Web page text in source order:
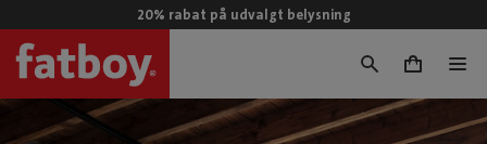
20% rabat på udvalgt belysning
0